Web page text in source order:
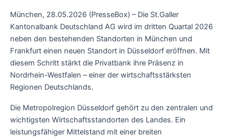
München, 28.05.2026 (PresseBox) – Die St.Galler
Kantonalbank Deutschland AG wird im dritten Quartal 2026
neben den bestehenden Standorten in München und
Frankfurt einen neuen Standort in Düsseldorf eröffnen. Mit
diesem Schritt stärkt die Privatbank ihre Präsenz in
Nordrhein-Westfalen – einer der wirtschaftsstärksten
Regionen Deutschlands.
Die Metropolregion Düsseldorf gehört zu den zentralen und
wichtigsten Wirtschaftsstandorten des Landes. Ein
leistungsfähiger Mittelstand mit einer breiten